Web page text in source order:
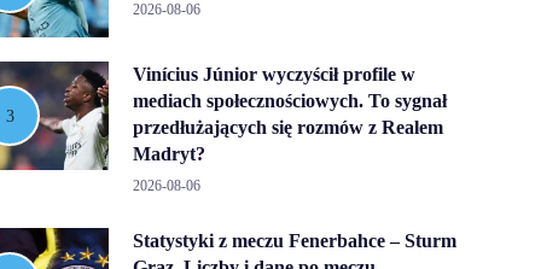
2026-08-06
Vinícius Júnior wyczyścił profile w
mediach społecznościowych. To sygnał
przedłużających się rozmów z Realem
Madryt?
2026-08-06
Statystyki z meczu Fenerbahce – Sturm